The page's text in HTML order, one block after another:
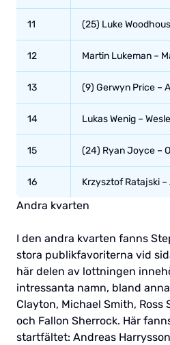
11 (25) Luke
12 Martin Lukeman –
13 (9) Gerwyn Price –
14 Lukas Wenig –
15 (24) Ryan Joyce –
16 Krzysztof Ratajski –
Andra kvarten
I den andra kvarten fanns
stora publikfavoriterna vid
här delen av lottningen
intressanta namn, bland
Clayton, Michael Smith, Ross
och Fallon Sherrock. Här
startfältet: Andreas